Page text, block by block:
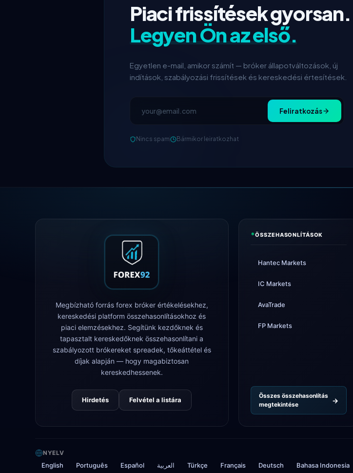
Piaci frissítések gyorsan.
Legyen Ön az első.
Egyetlen e-mail, amikor számít — bróker állapotváltozások, új
indítások, szabályozási frissítések és kereskedési értesítések.
Feliratkozás
Nincs spam Bármikor leiratkozhat
Megbízható forrás forex bróker értékelésekhez,
kereskedési platform összehasonlításokhoz és
piaci elemzésekhez. Segítünk kezdőknek és
tapasztalt kereskedőknek összehasonlítani a
szabályozott brókereket spreadek, tőkeáttétel és
díjak alapján — hogy magabiztosan
kereskedhessenek.
Hirdetés Felvétel a listára
*ÖSSZEHASONLÍTÁSOK
Hantec Markets
IC Markets
AvaTrade
FP Markets
Összes összehasonlítás
megtekintése
NYELV
English Português Español العربية Türkçe Français Deutsch Bahasa Indonesia